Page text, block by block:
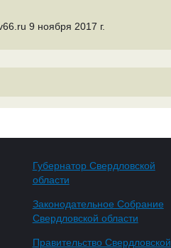
9 ноября 2017 г.
Губернатор Свердловской
области
Законодательное Собрание
Свердловской области
Правительство Свердловской